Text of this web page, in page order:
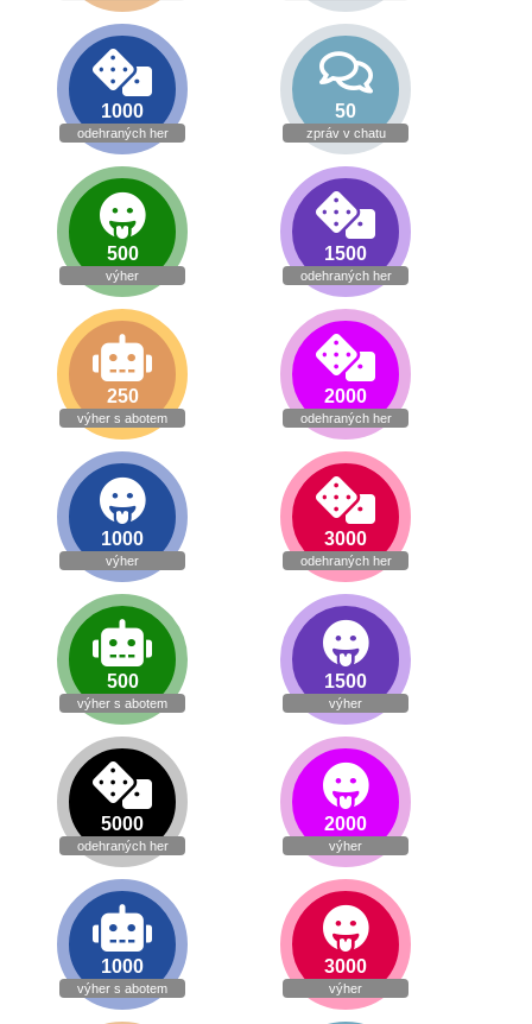
1000
odehraných her
50
zpráv v chatu
500
výher
1500
odehraných her
250
výher s abotem
2000
odehraných her
1000
výher
3000
odehraných her
500
výher s abotem
1500
výher
5000
odehraných her
2000
výher
1000
výher s abotem
3000
výher